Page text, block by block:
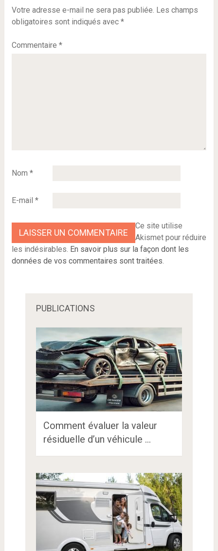
Votre adresse e-mail ne sera pas publiée. Les champs
obligatoires sont indiqués avec *
Commentaire *
Nom *
E-mail *
Ce site utilise
Akismet pour réduire
les indésirables. En savoir plus sur la façon dont les
données de vos commentaires sont traitées.
PUBLICATIONS
Comment évaluer la valeur
résiduelle d’un véhicule …